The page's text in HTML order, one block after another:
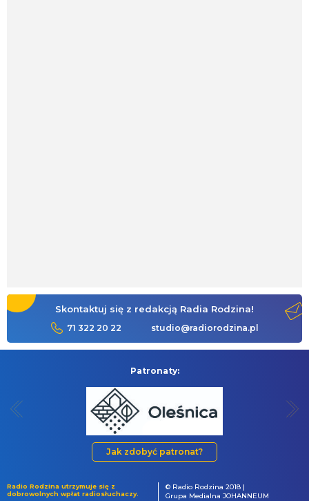
Skontaktuj się z redakcją Radia Rodzina!
71 322 20 22 studio@radiorodzina.pl
Patronaty:
Jak zdobyć patronat?
Radio Rodzina utrzymuje się z
dobrowolnych wpłat radiosłuchaczy.
© Radio Rodzina 2018 |
Grupa Medialna JOHANNEUM